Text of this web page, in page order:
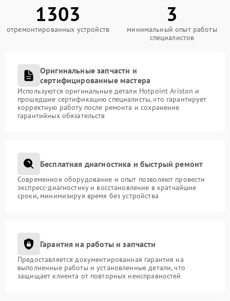
1303
отремонтированных устройств
3
минимальный опыт работы
специалистов
Оригинальные запчасти и
сертифицированные мастера
Используются оригинальные детали Hotpoint Ariston и
прошедшие сертификацию специалисты, что гарантирует
корректную работу после ремонта и сохранение
гарантийных обязательств
Бесплатная диагностика и быстрый ремонт
Современное оборудование и опыт позволяют провести
экспресс-диагностику и восстановление в кратчайшие
сроки, минимизируя время без устройства
Гарантия на работы и запчасти
Предоставляется документированная гарантия на
выполненные работы и установленные детали, что
защищает клиента от повторных неисправностей